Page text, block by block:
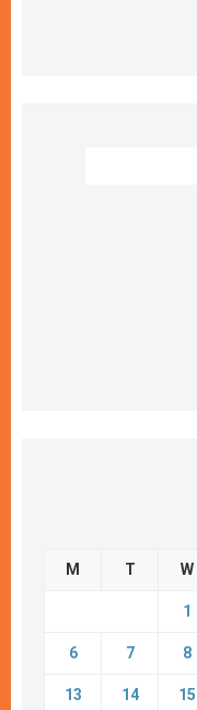
M T W
1
6 7 8
13 14 15